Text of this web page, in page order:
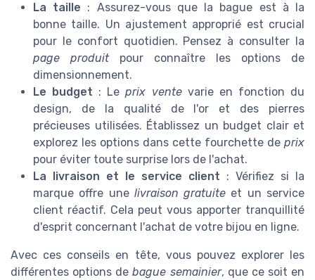
La taille : Assurez-vous que la bague est à la
bonne taille. Un ajustement approprié est crucial
pour le confort quotidien. Pensez à consulter la
page produitpour connaître les options de
dimensionnement.
Le budget : Leprix ventevarie en fonction du
design, de la qualité de l'or et des pierres
précieuses utilisées. Établissez un budget clair et
explorez les options dans cette fourchette de prix
pour éviter toute surprise lors de l'achat.
La livraison et le service client : Vérifiez si la
marque offre une livraison gratuite et un service
client réactif. Cela peut vous apporter tranquillité
d'esprit concernant l'achat de votre bijou en ligne.
Avec ces conseils en tête, vous pouvez explorer les
différentes options debague semainier, que ce soit en